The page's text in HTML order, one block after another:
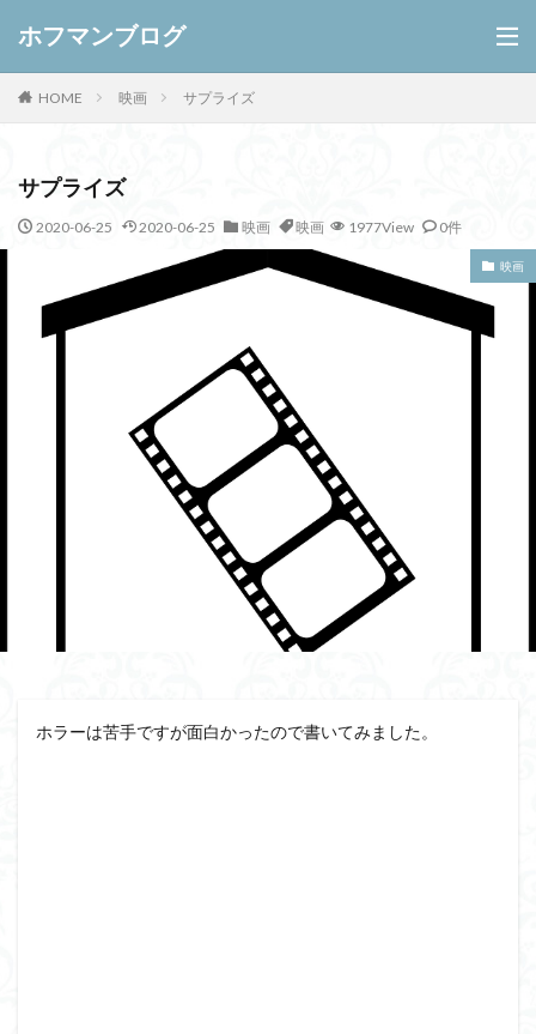
ホフマンブログ
HOME 映画 サプライズ
サプライズ
2020-06-25 2020-06-25 映画 映画 1977View 0件
映画
ホラーは苦手ですが面白かったので書いてみました。